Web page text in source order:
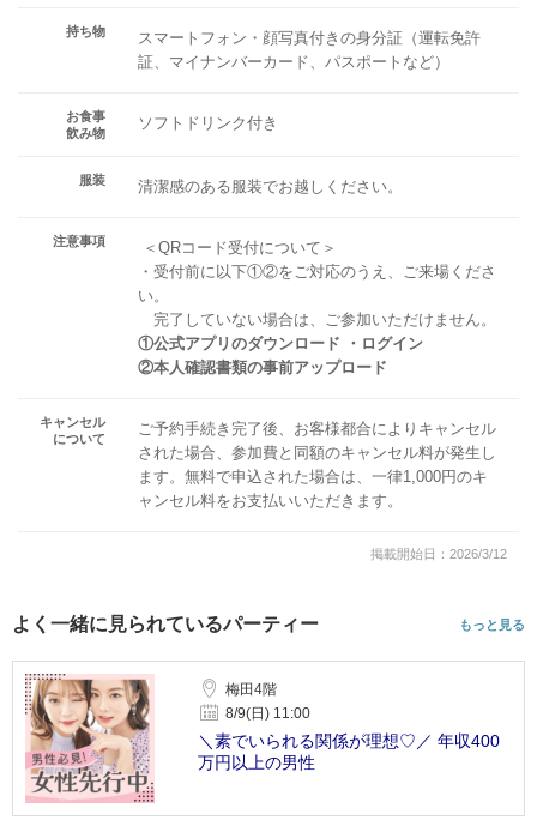
持ち物
スマートフォン・顔写真付きの身分証（運転免許
証、マイナンバーカード、パスポートなど）
お食事
飲み物
ソフトドリンク付き
服装 清潔感のある服装でお越しください。
注意事項
＜QRコード受付について＞
・受付前に以下①②をご対応のうえ、ご来場くださ
い。
完了していない場合は、ご参加いただけません。
①公式アプリのダウンロード ・ログイン
②本人確認書類の事前アップロード
キャンセル
について
ご予約手続き完了後、お客様都合によりキャンセル
された場合、参加費と同額のキャンセル料が発生し
ます。無料で申込された場合は、一律1,000円のキ
ャンセル料をお支払いいただきます。
掲載開始日：2026/3/12
よく一緒に見られているパーティー もっと見る
梅田4階
8/9(日) 11:00
＼素でいられる関係が理想♡／ 年収400
万円以上の男性